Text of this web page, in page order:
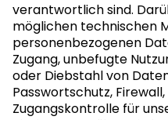
verantwortlich sind.
möglichen technischen
personenbezogenen
Zugang, unbefugte
oder Diebstahl von
Passwortschutz,
Zugangskontrolle für